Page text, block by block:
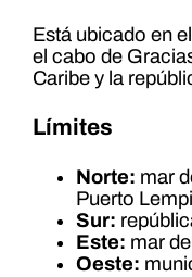
Está ubicado en
el cabo de
Caribe y la
Límites
Norte: mar
Puerto
Sur:
Este: mar
Oeste: